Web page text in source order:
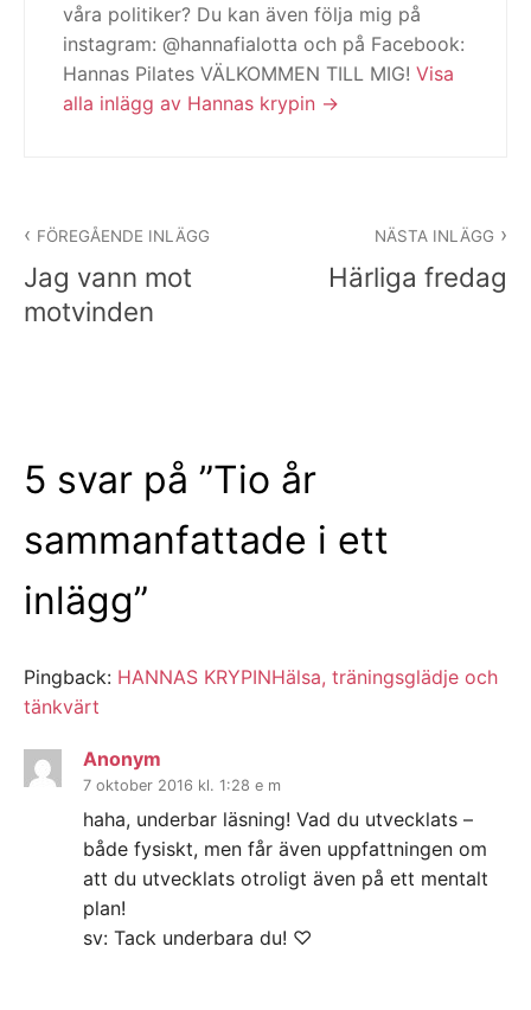
våra politiker? Du kan även följa mig på
instagram: @hannafialotta och på Facebook:
Hannas Pilates VÄLKOMMEN TILL MIG! Visa
alla inlägg av Hannas krypin
FÖREGÅENDE INLÄGG
Jag vann mot
motvinden
NÄSTA INLÄGG
Härliga fredag
5 svar på ”Tio år
sammanfattade i ett
inlägg”
Pingback: HANNAS KRYPINHälsa, träningsglädje och
tänkvärt
Anonym
7 oktober 2016 kl. 1:28 e m
haha, underbar läsning! Vad du utvecklats –
både fysiskt, men får även uppfattningen om
att du utvecklats otroligt även på ett mentalt
plan!
sv: Tack underbara du! ♡